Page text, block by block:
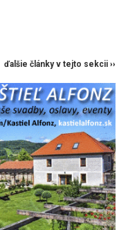
ďalšie články v tejto sekcii ››